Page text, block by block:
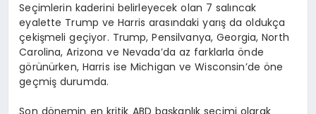
Seçimlerin kaderini belirleyecek olan 7 salıncak
eyalette Trump ve Harris arasındaki yarış da oldukça
çekişmeli geçiyor. Trump, Pensilvanya, Georgia, North
Carolina, Arizona ve Nevada’da az farklarla önde
görünürken, Harris ise Michigan ve Wisconsin’de öne
geçmiş durumda.